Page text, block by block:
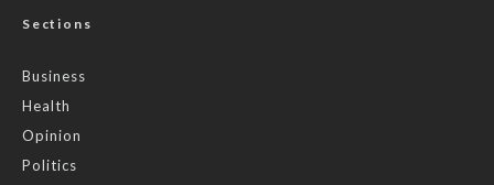
Sections
Business
Health
Opinion
Politics